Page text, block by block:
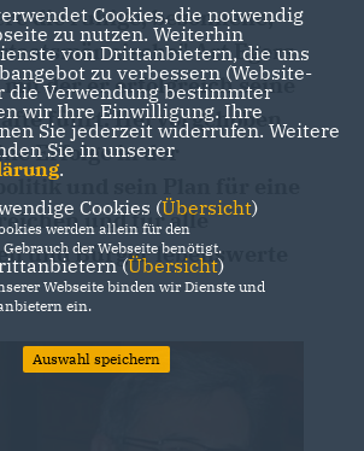
die ruhige, besonnene,
Art Egers
der er erfolgreich seine
führt. Hervorgehoben
Erfolge in der
und sein Plan für eine
und für alle
und Bürger lebenswerte
Cookies, die notwendig
zu nutzen. Weiterhin
von Drittanbietern, die uns
zu verbessern (Website-
die Verwendung bestimmter
wir Ihre Einwilligung. Ihre
Sie jederzeit widerrufen. Weitere
Sie in unserer
.
Cookies (Übersicht)
werden allein für den
der Webseite benötigt.
(Übersicht)
Webseite binden wir Dienste und
ein.
Auswahl speichern